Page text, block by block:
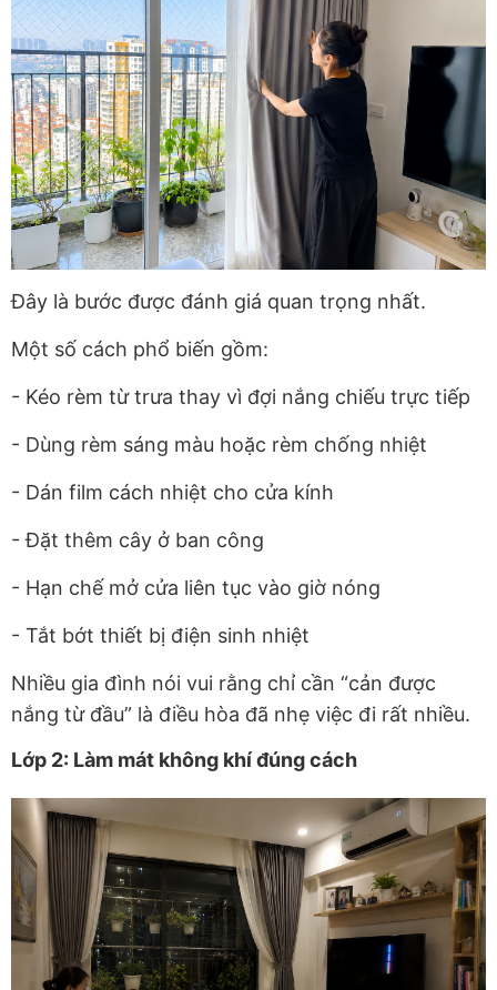
Đây là bước được đánh giá quan trọng nhất.
Một số cách phổ biến gồm:
- Kéo rèm từ trưa thay vì đợi nắng chiếu trực tiếp
- Dùng rèm sáng màu hoặc rèm chống nhiệt
- Dán film cách nhiệt cho cửa kính
- Đặt thêm cây ở ban công
- Hạn chế mở cửa liên tục vào giờ nóng
- Tắt bớt thiết bị điện sinh nhiệt
Nhiều gia đình nói vui rằng chỉ cần “cản được
nắng từ đầu” là điều hòa đã nhẹ việc đi rất nhiều.
Lớp 2: Làm mát không khí đúng cách